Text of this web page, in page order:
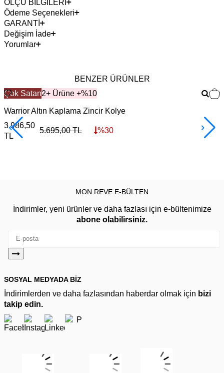
ÖLÇÜ BİLGİLERİ
Ödeme Seçenekleri
GARANTİ
Değişim İade
Yorumlar
BENZER ÜRÜNLER
Çok Satan2+ Ürüne +%10
Warrior Altın Kaplama Zincir Kolye
3.986,50
TL
5.695,00TL %30
MON REVE E-BÜLTEN
İndirimler, yeni ürünler ve daha fazlası için e-bültenimize
abone olabilirsiniz.
SOSYAL MEDYADA BİZ
İndirimlerden ve daha fazlasından haberdar olmak için bizi
takip edin.